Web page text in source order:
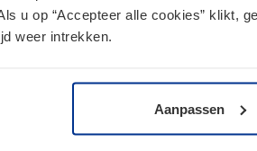
u op “Accepteer alle cookies” klikt,
weer intrekken.
Aanpassen
de huidige én toekomstige
jou betekent? Onze specialisten